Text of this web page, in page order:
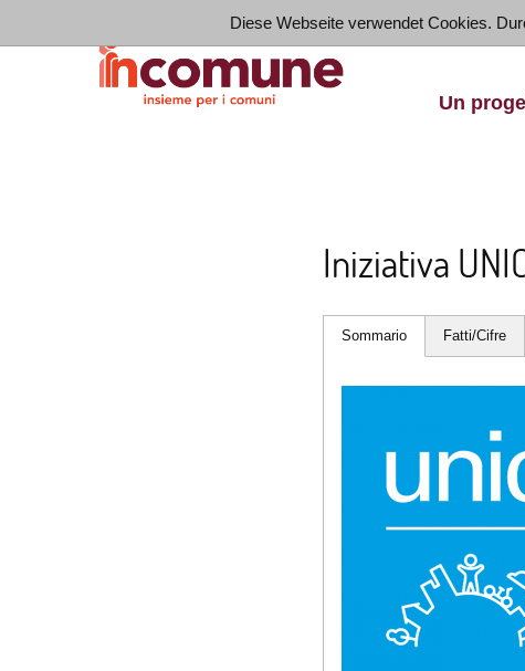
Diese Webseite verwendet Cookies.
Un
Iniziativa
Sommario Fatti/Cifre